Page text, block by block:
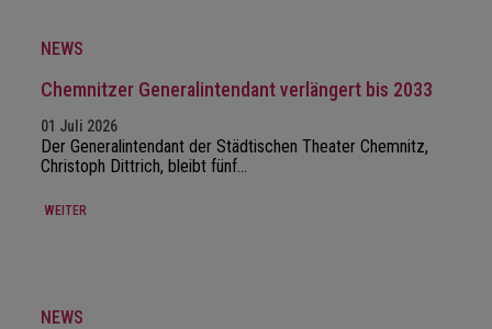
NEWS
Chemnitzer Generalintendant verlängert bis 2033
01 Juli 2026
Der Generalintendant der Städtischen Theater Chemnitz,
Christoph Dittrich, bleibt fünf…
WEITER
NEWS